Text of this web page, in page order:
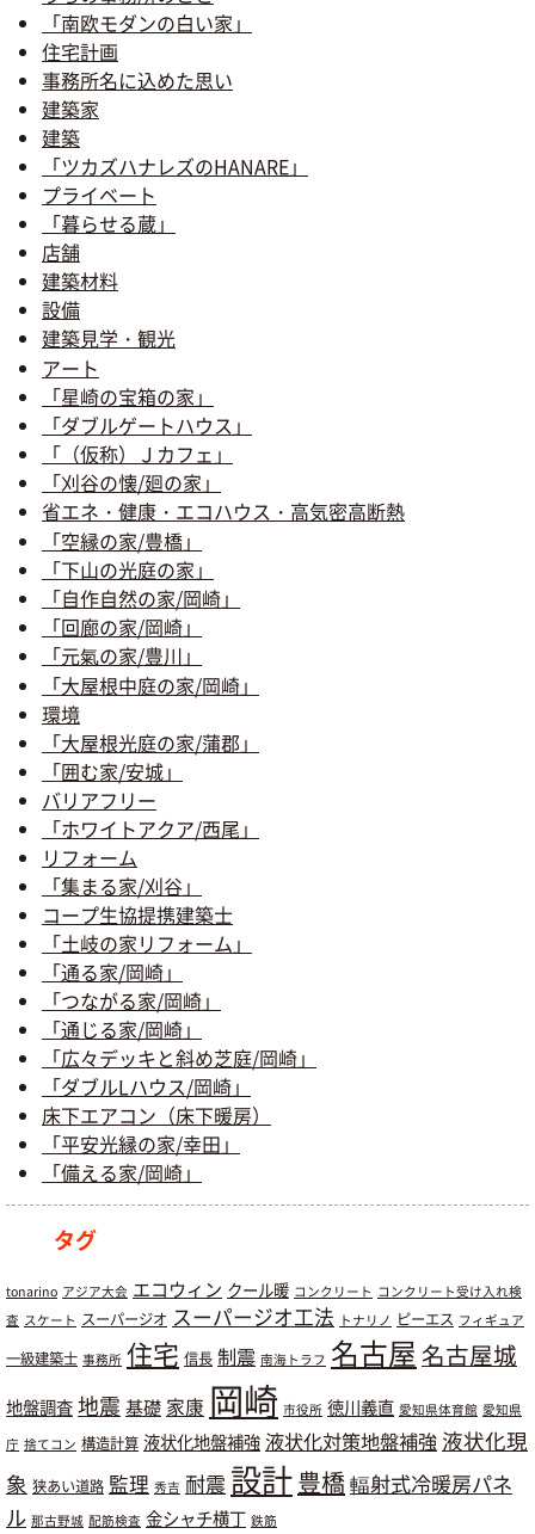
「南欧モダンの白い家」
住宅計画
事務所名に込めた思い
建築家
建築
「ツカズハナレズのHANARE」
プライベート
「暮らせる蔵」
店舗
建築材料
設備
建築見学・観光
アート
「星崎の宝箱の家」
「ダブルゲートハウス」
「（仮称）Ｊカフェ」
「刈谷の懐/廻の家」
省エネ・健康・エコハウス・高気密高断熱
「空縁の家/豊橋」
「下山の光庭の家」
「自作自然の家/岡崎」
「回廊の家/岡崎」
「元氣の家/豊川」
「大屋根中庭の家/岡崎」
環境
「大屋根光庭の家/蒲郡」
「囲む家/安城」
バリアフリー
「ホワイトアクア/西尾」
リフォーム
「集まる家/刈谷」
コープ生協提携建築士
「土岐の家リフォーム」
「通る家/岡崎」
「つながる家/岡崎」
「通じる家/岡崎」
「広々デッキと斜め芝庭/岡崎」
「ダブルLハウス/岡崎」
床下エアコン（床下暖房）
「平安光縁の家/幸田」
「備える家/岡崎」
タグ
tonarino アジア大会 エコウィン クール暖 コンクリート コンクリート受け入れ検
査 スケート スーパージオ スーパージオ工法 トナリノ ピーエス フィギュア
一級建築士 事務所 住宅 信長 制震 南海トラフ 名古屋 名古屋城
地盤調査地震 基礎 家康 岡崎 市役所 徳川義直 愛知県体育館 愛知県
庁 捨てコン 構造計算 液状化地盤補強 液状化対策地盤補強 液状化現
象 狭あい道路 監理 秀吉 耐震設計豊橋輻射式冷暖房パネ
ル 那古野城 配筋検査 金シャチ横丁 鉄筋